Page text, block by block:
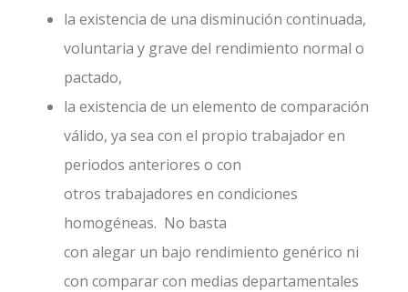
la existencia de una disminución continuada,
voluntaria y grave del rendimiento normal o
pactado,
la existencia de un elemento de comparación
válido, ya sea con el propio trabajador en
periodos anteriores o con
otros trabajadores en condiciones
homogéneas. No basta
con alegar un bajo rendimiento genérico ni
con comparar con medias departamentales